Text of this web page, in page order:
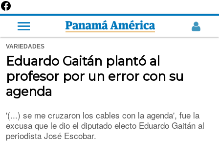
VARIEDADES
Eduardo Gaitán plantó al
profesor por un error con su
agenda
'(...) se me cruzaron los cables con la agenda', fue la
excusa que le dio el diputado electo Eduardo Gaitán al
periodista José Escobar.